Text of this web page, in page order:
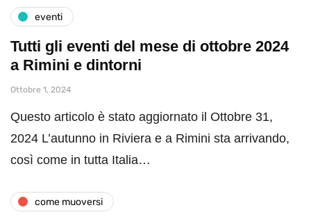
eventi
Tutti gli eventi del mese di ottobre 2024
a Rimini e dintorni
Ottobre 1, 2024
Questo articolo è stato aggiornato il Ottobre 31,
2024 L’autunno in Riviera e a Rimini sta arrivando,
così come in tutta Italia…
come muoversi